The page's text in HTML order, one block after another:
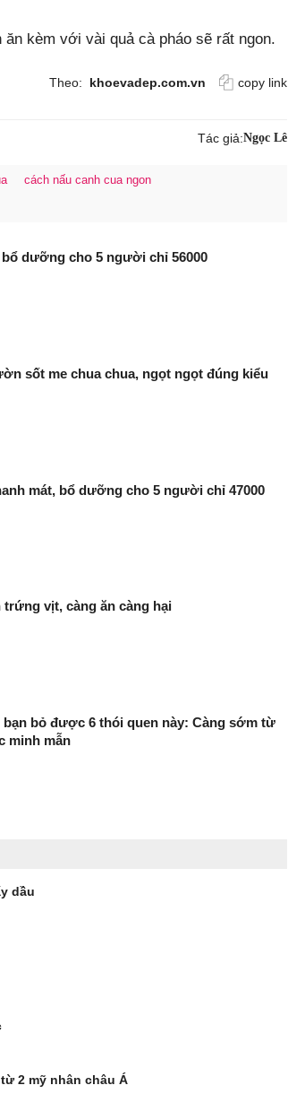
ăn kèm với vài quả cà pháo sẽ rất ngon.
Theo: khoevadep.com.vn copy link
Tác giả:Ngọc Lê
cách nấu canh cua ngon
dưỡng cho 5 người chỉ 56000
sốt me chua chua, ngọt ngọt đúng kiểu
mát, bổ dưỡng cho 5 người chỉ 47000
vịt, càng ăn càng hại
bạn bỏ được 6 thói quen này: Càng sớm từ
minh mẫn
dầu
2 mỹ nhân châu Á